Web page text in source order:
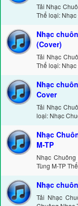
Tải Nhạc
Thể loại:
Nhạc
(Cover)
Tải Nhạc
Thể loại:
Nhạc
Cover
Tải Nhạc
loại: Nhạc
Nhạc
M-TP
Nhạc
Tùng M-TP
Nhạc
Tải Nhạc